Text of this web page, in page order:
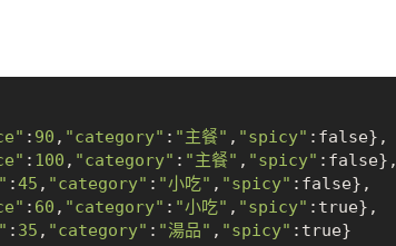
: 90 , "category" : "主餐" , "spicy" : false},
: 100 , "category" : "主餐" , "spicy" : false},
:45 , "category" : "小吃" , "spicy" : false},
: 60 , "category" : "小吃" , "spicy" : true},
: 35 , "category" : "湯品" , "spicy" : true}